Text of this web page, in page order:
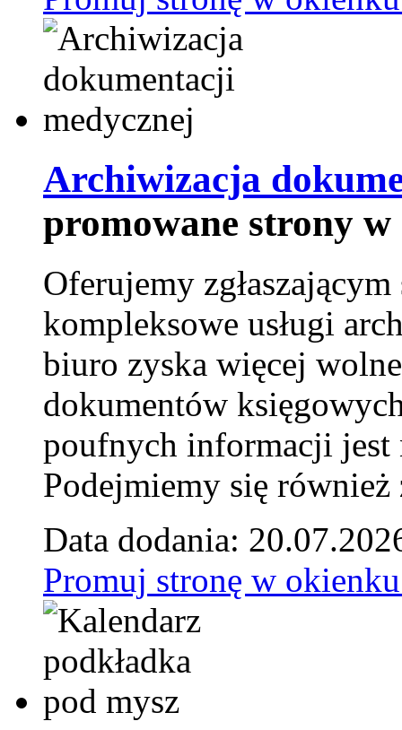
Archiwizacja
promowane strony
Oferujemy
kompleksowe usługi
biuro zyska więcej
dokumentów
poufnych informacji jest
Podejmiemy się
Data dodania:
Promuj stronę w